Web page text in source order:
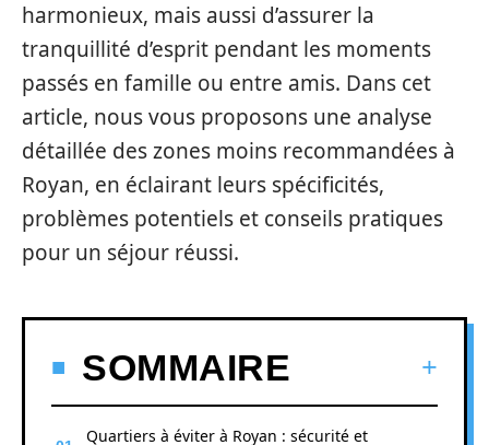
harmonieux, mais aussi d’assurer la
tranquillité d’esprit pendant les moments
passés en famille ou entre amis. Dans cet
article, nous vous proposons une analyse
détaillée des zones moins recommandées à
Royan, en éclairant leurs spécificités,
problèmes potentiels et conseils pratiques
pour un séjour réussi.
SOMMAIRE
Quartiers à éviter à Royan : sécurité et